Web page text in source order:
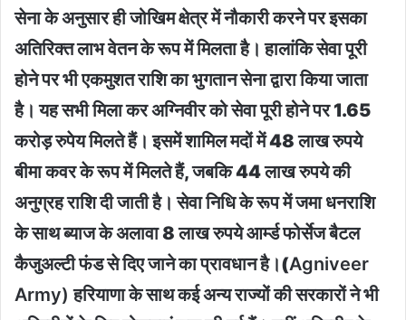
सेना के अनुसार ही जोखिम क्षेत्र में नौकारी करने पर इसका
अतिरिक्त लाभ वेतन के रूप में मिलता है। हालांकि सेवा पूरी
होने पर भी एकमुशत राशि का भुगतान सेना द्वारा किया जाता
है। यह सभी मिला कर अग्निवीर को सेवा पूरी होने पर 1.65
करोड़ रुपेय मिलते हैं। इसमें शामिल मदों में 48 लाख रुपये
बीमा कवर के रूप में मिलते हैं, जबकि 44 लाख रुपये की
अनुग्रह राशि दी जाती है। सेवा निधि के रूप में जमा धनराशि
के साथ ब्याज के अलावा 8 लाख रुपये आर्म्ड फोर्सेज बैटल
कैजुअल्टी फंड से दिए जाने का प्रावधान है।(Agniveer
Army)हरियाणा के साथ कई अन्य राज्यों की सरकारों ने भी